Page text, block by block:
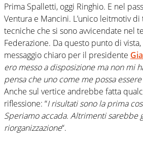
Prima Spalletti, oggi Ringhio. E nel
Ventura e Mancini. L’unico leitmotiv
tecniche che si sono avvicendate nel
Federazione. Da questo punto di vista,
messaggio chiaro per il presidente
ero messo a disposizione ma non mi
pensa che uno come me possa
Anche sul vertice andrebbe fatta
riflessione: “I risultati sono la prima
Speriamo accada. Altrimenti sarebbe
riorganizzazione“.